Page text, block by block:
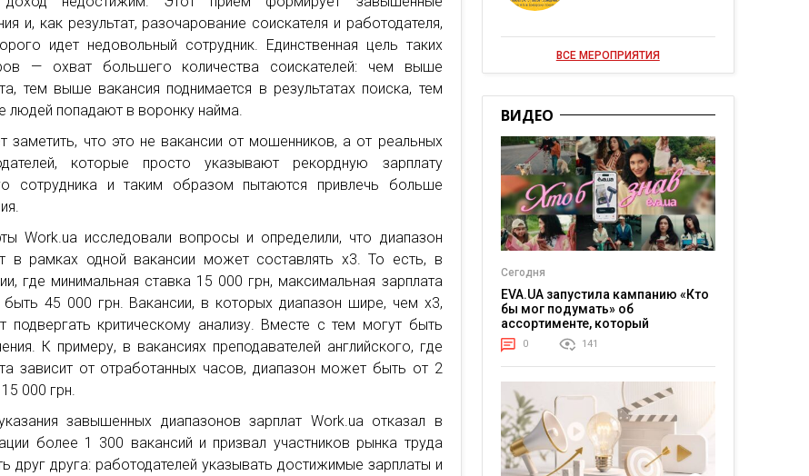
и, как результат, разочарование соискателя и работодателя,
идет недовольный сотрудник. Единственная цель таких
— охват большего количества соискателей: чем выше
тем выше вакансия поднимается в результатах поиска, тем
людей попадают в воронку найма.
заметить, что это не вакансии от мошенников, а от реальных
которые просто указывают рекордную зарплату
сотрудника и таким образом пытаются привлечь больше
Work.ua исследовали вопросы и определили, что диапазон
в рамках одной вакансии может составлять х3. То есть, в
где минимальная ставка 15 000 грн, максимальная зарплата
45 000 грн. Вакансии, в которых диапазон шире, чем х3,
подвергать критическому анализу. Вместе с тем могут быть
К примеру, в вакансиях преподавателей английского, где
зависит от отработанных часов, диапазон может быть от 2
000 грн.
завышенных диапазонов зарплат Work.ua отказал в
более 1 300 вакансий и призвал участников рынка труда
друг друга: работодателей указывать достижимые зарплаты и
ВСЕ МЕРОПРИЯТИЯ
ВИДЕО
Сегодня
EVA.UA запустила кампанию «Кто
бы мог подумать» об
ассортименте, который
покупатели не ожидают увидеть
на платформе
0 141